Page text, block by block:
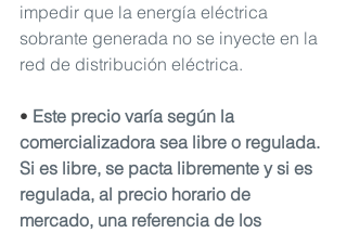
impedir que la energía eléctrica
sobrante generada no se inyecte en la
red de distribución eléctrica.
• Este precio varía según la
comercializadora sea libre o regulada.
Si es libre, se pacta libremente y si es
regulada, al precio horario de
mercado, una referencia de los